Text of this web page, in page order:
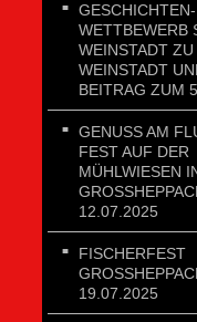
GESCHICHTEN-
WETTBEWERB
WEINSTADT
WEINSTADT
BEITRAG ZUM
GENUSS AM
ST AUF DER MÜ
HLWIESEN IN
OSSHEPPACH
07.2025
FISCHERFEST
GROSSHEPPACH
9.07.2025